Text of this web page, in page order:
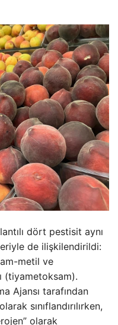
dört pestisit aynı
de ilişkilendirildi:
metil ve
(tiyametoksam).
Ajansı tarafından
sınıflandırılırken,
olarak